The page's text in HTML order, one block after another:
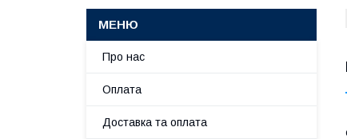
Про нас
Оплата
Доставка та оплата